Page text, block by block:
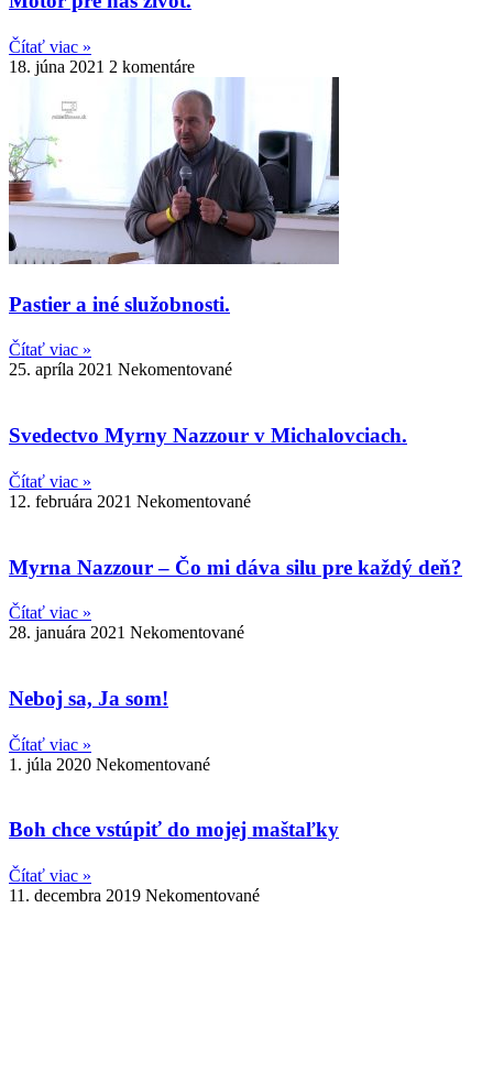
Čítať viac »
18. júna 2021 2 komentáre
Pastier a iné služobnosti.
Čítať viac »
25. apríla 2021 Nekomentované
Svedectvo Myrny Nazzour v Michalovciach.
Čítať viac »
12. februára 2021 Nekomentované
Myrna Nazzour – Čo mi dáva silu pre každý deň?
Čítať viac »
28. januára 2021 Nekomentované
Neboj sa, Ja som!
Čítať viac »
1. júla 2020 Nekomentované
Boh chce vstúpiť do mojej maštaľky
Čítať viac »
11. decembra 2019 Nekomentované